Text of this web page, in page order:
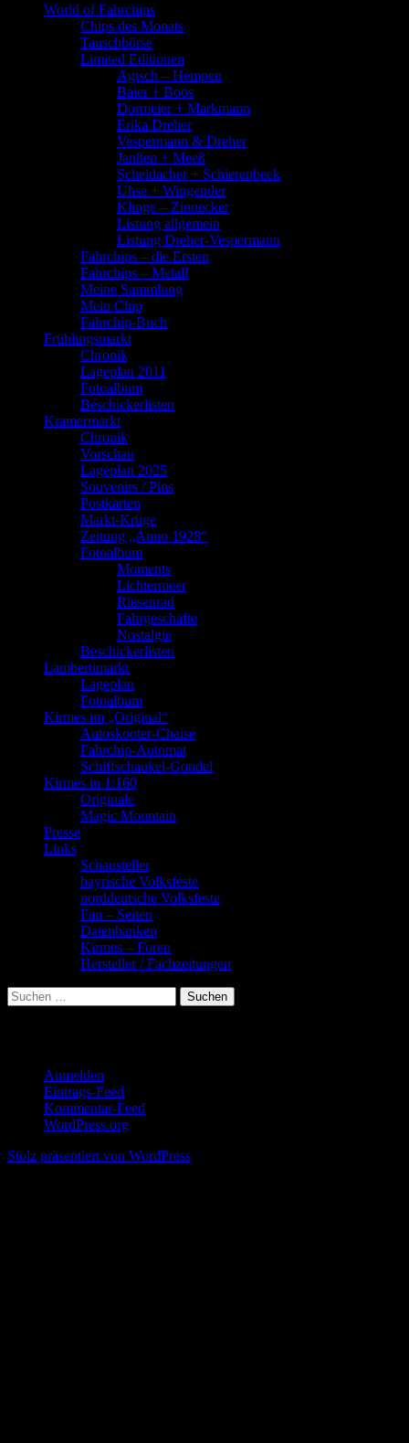
World of Fahrchips
Chips des Monats
Tauschbörse
Limited Editionen
Agtsch – Hempen
Baier + Boos
Dormeier + Markmann
Erika Dreher
Vespermann & Dreher
Janßen + Meeß
Scheidacher + Schierenbeck
Uhse + Wingender
Klinge – Zinnecker
Listung allgemein
Listung Dreher-Vespermann
Fahrchips – die Ersten
Fahrchips – Metall
Meine Sammlung
Mein Chip
Fahrchip-Buch
Frühlingsmarkt
Chronik
Lageplan 2011
Fotoalbum
Beschickerlisten
Kramermarkt
Chronik
Vorschau
Lageplan 2025
Souvenirs / Pins
Postkarten
Markt-Krüge
Zeitung „Anno 1928“
Fotoalbum
Moments
Lichtermeer
Riesenrad
Fahrgeschäfte
Nostalgie
Beschickerlisten
Lambertimarkt
Lageplan
Fotoalbum
Kirmes im „Original“
Autoskooter-Chaise
Fahrchip-Automat
Schiffschaukel-Gondel
Kirmes in 1:160
Originale
Magic Mountain
Presse
Links
Schausteller
bayrische Volksfeste
norddeutsche Volksfeste
Fan – Seiten
Datenbanken
Kirmes – Foren
Hersteller / Fachzeitungen
Suchen
nach:
Anmelden
Eintrags-Feed
Kommentar-Feed
WordPress.org
Stolz präsentiert von WordPress